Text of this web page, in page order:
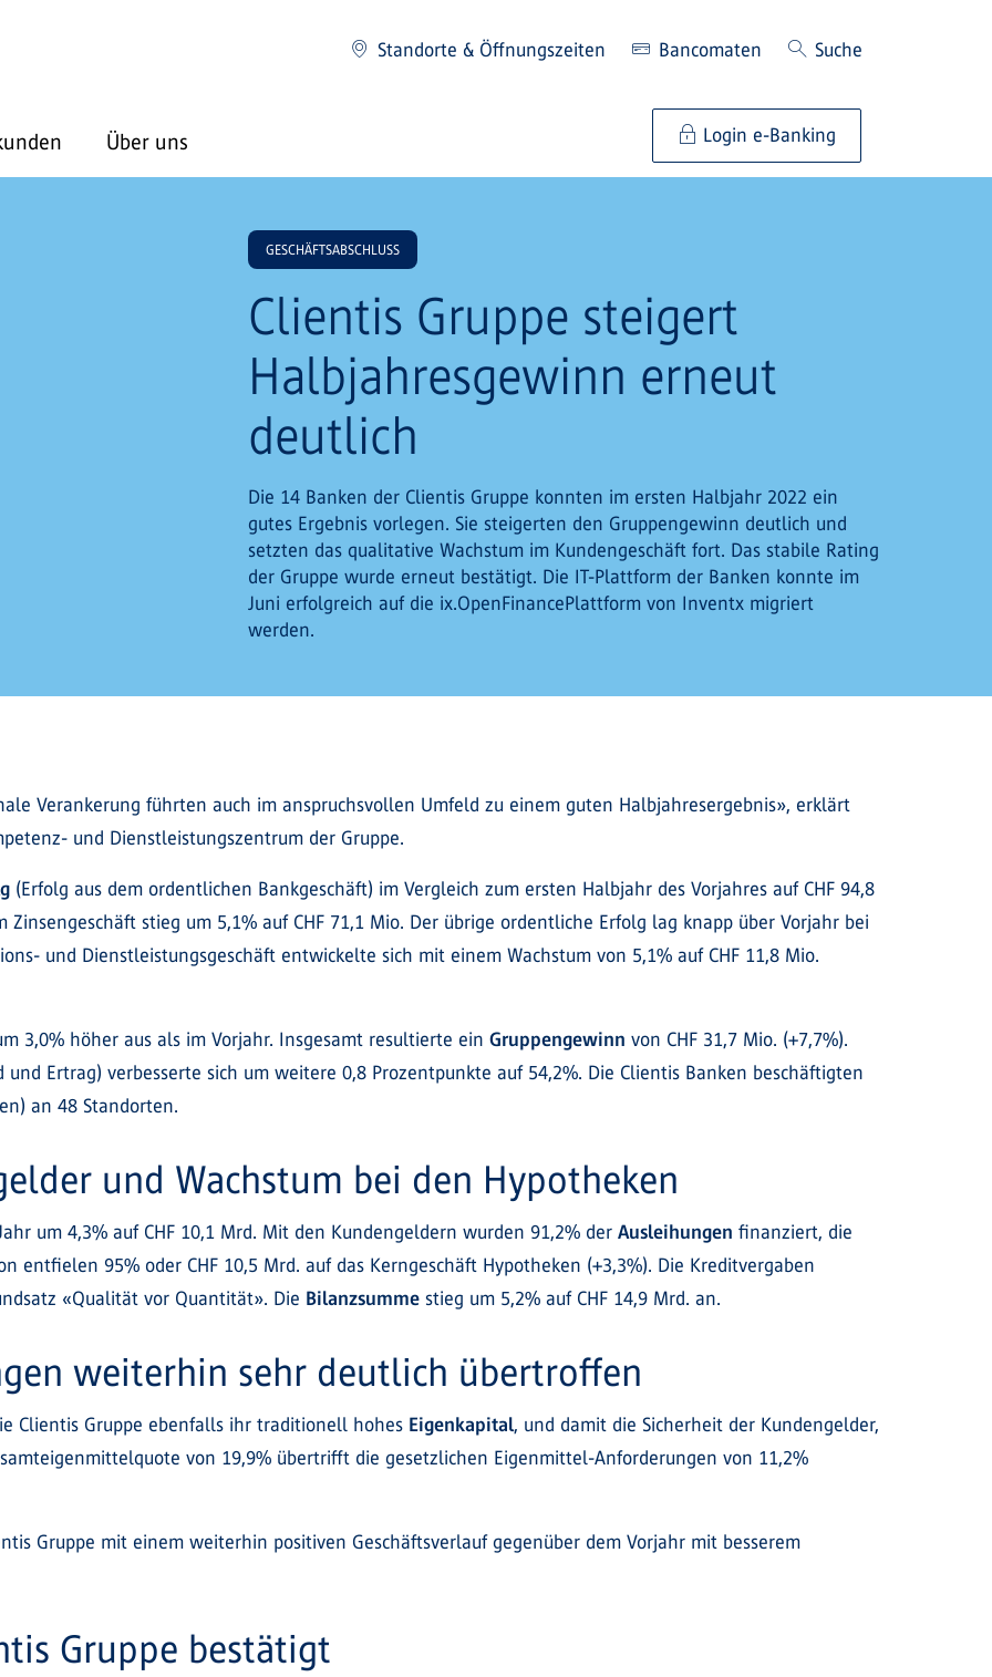
Standorte & Öffnungszeiten Bancomaten Suche
Über uns Login e-Banking
GESCHÄFTSABSCHLUSS
Clientis Gruppe steigert
Halbjahresgewinn erneut
deutlich
Die 14 Banken der Clientis Gruppe konnten im ersten Halbjahr 2022 ein
gutes Ergebnis vorlegen. Sie steigerten den Gruppengewinn deutlich und
setzten das qualitative Wachstum im Kundengeschäft fort. Das stabile Rating
der Gruppe wurde erneut bestätigt. Die IT-Plattform der Banken konnte im
Juni erfolgreich auf die ix.OpenFinancePlattform von Inventx migriert
werden.
Verankerung führten auch im anspruchsvollen Umfeld zu einem guten Halbjahresergebnis», erklärt
und Dienstleistungszentrum der Gruppe.
(Erfolg aus dem ordentlichen Bankgeschäft) im Vergleich zum ersten Halbjahr des Vorjahres auf CHF 94,8
Zinsengeschäft stieg um 5,1% auf CHF 71,1 Mio. Der übrige ordentliche Erfolg lag knapp über Vorjahr bei
und Dienstleistungsgeschäft entwickelte sich mit einem Wachstum von 5,1% auf CHF 11,8 Mio.
3,0% höher aus als im Vorjahr. Insgesamt resultierte ein Gruppengewinn von CHF 31,7 Mio. (+7,7%).
Ertrag) verbesserte sich um weitere 0,8 Prozentpunkte auf 54,2%. Die Clientis Banken beschäftigten
an 48 Standorten.
und Wachstum bei den Hypotheken
um 4,3% auf CHF 10,1 Mrd. Mit den Kundengeldern wurden 91,2% der Ausleihungen finanziert, die
entfielen 95% oder CHF 10,5 Mrd. auf das Kerngeschäft Hypotheken (+3,3%). Die Kreditvergaben
«Qualität vor Quantität». Die Bilanzsumme stieg um 5,2% auf CHF 14,9 Mrd. an.
weiterhin sehr deutlich übertroffen
Clientis Gruppe ebenfalls ihr traditionell hohes Eigenkapital, und damit die Sicherheit der Kundengelder,
von 19,9% übertrifft die gesetzlichen Eigenmittel-Anforderungen von 11,2%
Gruppe mit einem weiterhin positiven Geschäftsverlauf gegenüber dem Vorjahr mit besserem
Gruppe bestätigt